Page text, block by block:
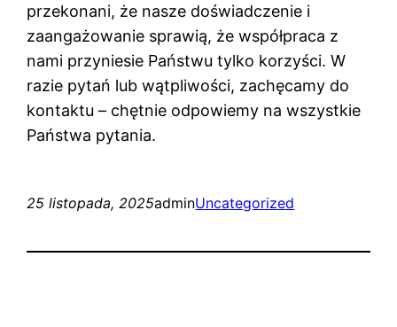
przekonani, że nasze doświadczenie i
zaangażowanie sprawią, że współpraca z
nami przyniesie Państwu tylko korzyści. W
razie pytań lub wątpliwości, zachęcamy do
kontaktu – chętnie odpowiemy na wszystkie
Państwa pytania.
25 listopada, 2025adminUncategorized